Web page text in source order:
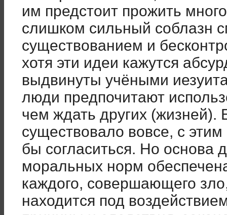
им предстоит прожить
слишком сильный соблазн
существованием и
хотя эти идеи кажутся
выдвинуты учёными
люди предпочитают
чем ждать других (жизней).
существовало вовсе, с
бы согласиться. Но основа
моральных норм
каждого, совершающего
находится под